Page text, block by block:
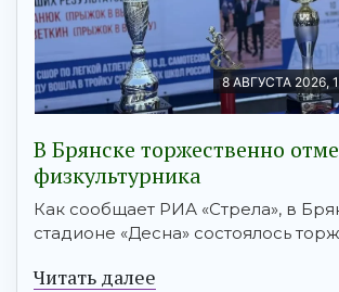
8 АВГУСТА 2026,
В Брянске торжественно
физкультурника
Как сообщает РИА «Стрела», в
стадионе «Десна» состоялось
Читать далее